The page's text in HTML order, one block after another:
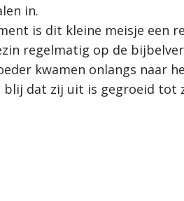
in.
is dit kleine meisje een
regelmatig op de
kwamen onlangs naar
blij dat zij uit is gegroeid tot